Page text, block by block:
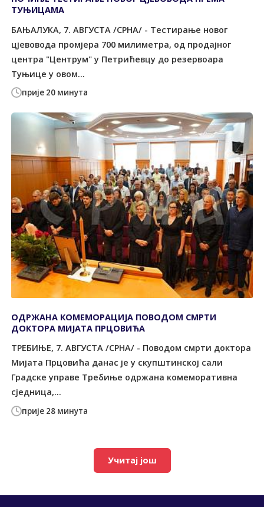
прије 20 минута
ТУЊИЦАМА
БАЊАЛУКА, 7. АВГУСТА /СРНА/ - Тестирање новог
цјевовода промјера 700 милиметра, од продајног
центра "Центрум" у Петрићевцу до резервоара
Туњице у овом...
прије 28 минута
ОДРЖАНА КОМЕМОРАЦИЈА ПОВОДОМ СМРТИ
ДОКТОРА МИЈАТА ПРЦОВИЋА
ТРЕБИЊЕ, 7. АВГУСТА /СРНА/ - Поводом смрти доктора
Мијата Прцовића данас је у скупштинској сали
Градске управе Требиње одржана комеморативна
сједница,...
Учитај још